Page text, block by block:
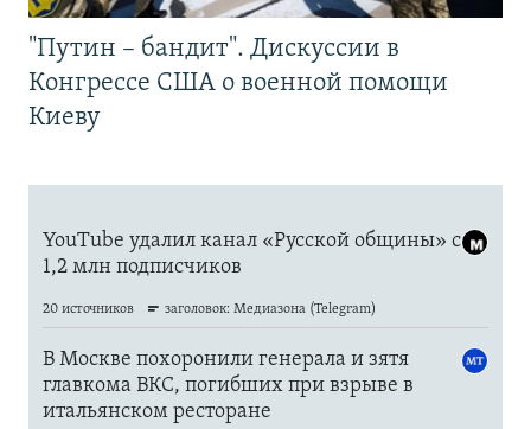
"Путин – бандит". Дискуссии в
Конгрессе США о военной помощи
Киеву